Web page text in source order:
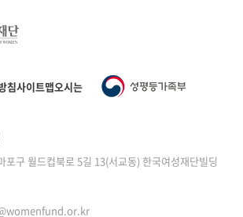
침사이트맵오시는 길
포구 월드컵북로 5길 13(서교동) 한국여성재단빌딩